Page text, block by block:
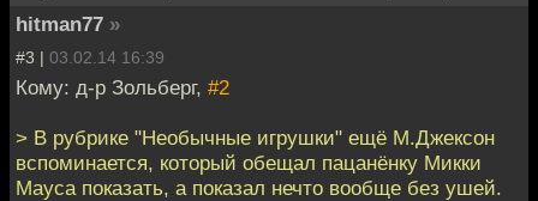
hitman77 »
#3 | 03.02.14 16:39
Кому: д-р Зольберг, #2
> В рубрике "Необычные игрушки" ещё М.Джексон
вспоминается, который обещал пацанёнку Микки
Мауса показать, а показал нечто вообще без ушей.